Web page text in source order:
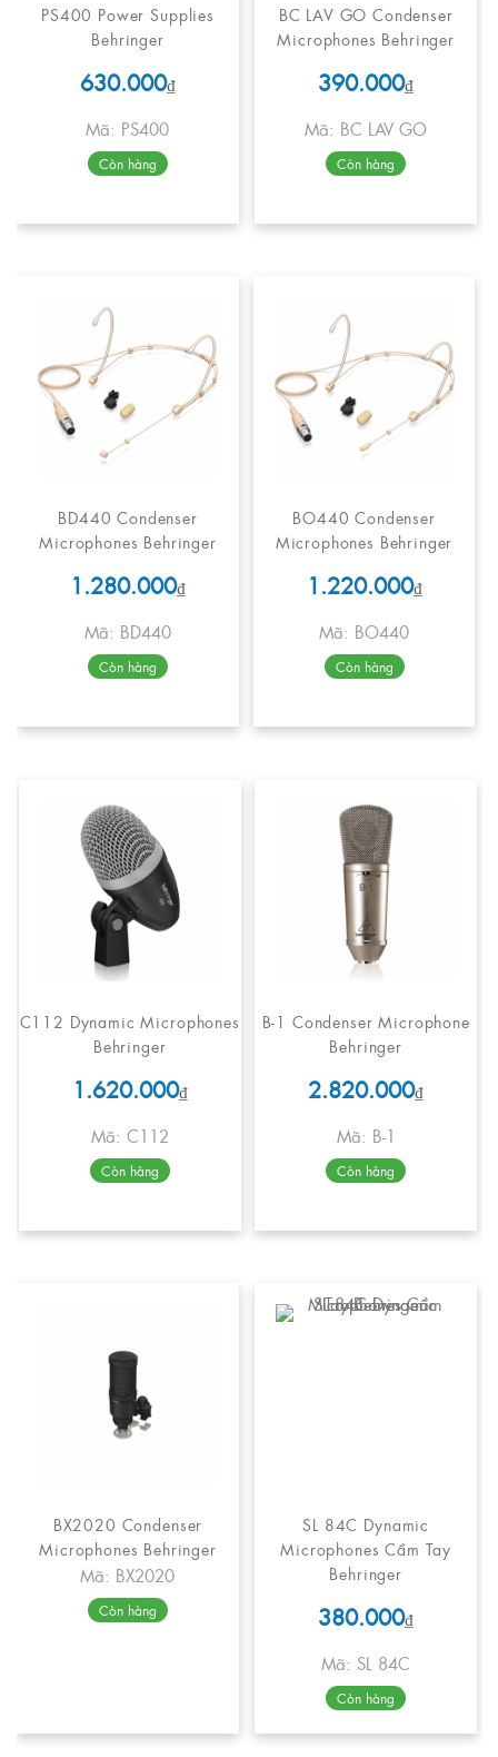
PS400 Power Supplies
Behringer
630.000₫
Mã: PS400
Còn hàng
BC LAV GO Condenser
Microphones Behringer
390.000₫
Mã: BC LAV GO
Còn hàng
BD440 Condenser
Microphones Behringer
1.280.000₫
Mã: BD440
Còn hàng
BO440 Condenser
Microphones Behringer
1.220.000₫
Mã: BO440
Còn hàng
C112 Dynamic Microphones
Behringer
1.620.000₫
Mã: C112
Còn hàng
B-1 Condenser Microphone
Behringer
2.820.000₫
Mã: B-1
Còn hàng
BX2020 Condenser
Microphones Behringer
Mã: BX2020
Còn hàng
SL 84C Dynamic
Microphones Cầm Tay
Behringer
380.000₫
Mã: SL 84C
Còn hàng